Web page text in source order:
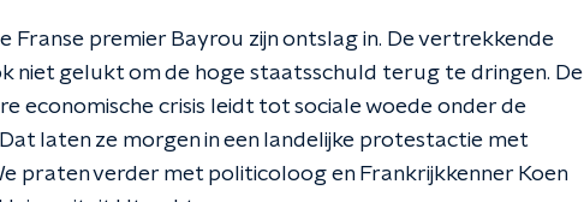
Franse premier Bayrou zijn ontslag in. De vertrekkende
niet gelukt om de hoge staatsschuld terug te dringen. De
economische crisis leidt tot sociale woede onder de
laten ze morgen in een landelijke protestactie met
praten verder met politicoloog en Frankrijkkenner Koen